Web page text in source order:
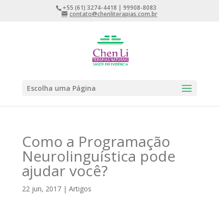
+55 (61) 3274-4418 | 99908-8083
contato@chenliterapias.com.br
Escolha uma Página
Como a Programação
Neurolinguística pode
ajudar você?
22 jun, 2017| Artigos